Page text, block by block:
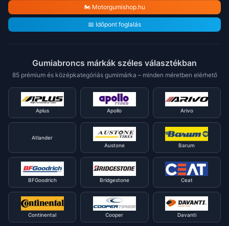
🏍️ Motorgumishop.hu
📅 Időpont foglalás
Gumiabroncs márkák széles választékban
85 prémium és középkategóriás gumimárka – minden méretben elérhető
Aplus Apollo Arivo
Atlander
Austone
Barum
BFGoodrich Bridgestone Ceat
Continental Cooper Davanti